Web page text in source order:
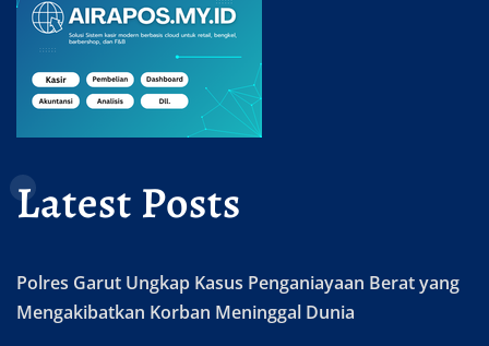
Latest Posts
Polres Garut Ungkap Kasus Penganiayaan Berat yang
Mengakibatkan Korban Meninggal Dunia